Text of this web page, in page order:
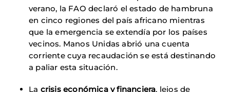
verano, la FAO declaró el estado de hambruna
en cinco regiones del país africano mientras
que la emergencia se extendía por los países
vecinos. Manos Unidas abrió una cuenta
corriente cuya recaudación se está destinando
a paliar esta situación.
La crisis económica y financiera, lejos de